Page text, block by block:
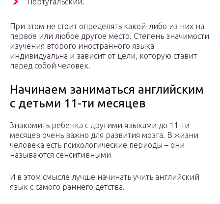
При этом не стоит определять какой-либо из них на
первое или любое другое место. Степень значимости
изучения второго иностранного языка
индивидуальна и зависит от цели, которую ставит
перед собой человек.
Начинаем заниматься английским
с детьми 11-ти месяцев
Знакомить ребенка с другими языками до 11-ти
месяцев очень важно для развития мозга. В жизни
человека есть психологические периоды – они
называются сенситивными
И в этом смысле лучше начинать учить английский
язык с самого раннего детства.